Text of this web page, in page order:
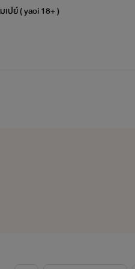
คุณอาพร้อมเปย์ ( yaoi 18+ )